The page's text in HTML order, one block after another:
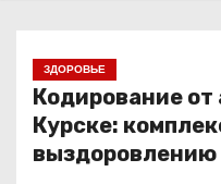
ЗДОРОВЬЕ
Кодирование от
Курске:
выздоровлению